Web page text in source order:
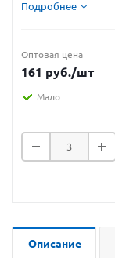
Подробнее
Оптовая цена
161 руб./шт
Мало
Описание